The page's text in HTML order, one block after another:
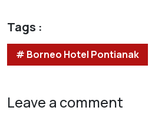
Tags :
# Borneo Hotel Pontianak
Leave a comment